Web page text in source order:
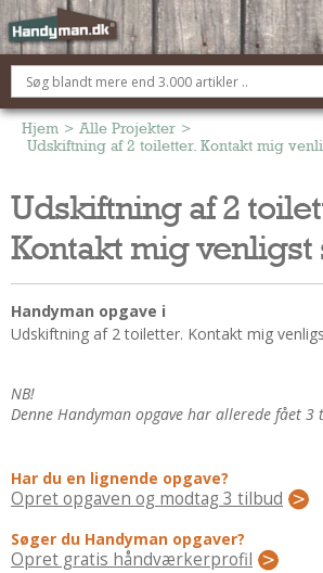
OM HANDYMAN.DK
FÅ 3 TILBUD
ANNONCERING
BOLIG KØBERÅDGIVNING
TØMRER/SNEDKER
Alt Om Køkkenet
Andet
Regler Og Love
Om Materialer
Hjem > Alle Projekter >
Udskiftning af 2 toiletter. Kontakt mig
Udskiftning af 2
Kontakt mig venligst
Handyman opgave i
Udskiftning af 2 toiletter. Kontakt mig
NB!
Denne Handyman opgave har allerede fået
Har du en lignende opgave?
Opret opgaven og modtag 3 tilbud
Søger du Handyman opgaver?
Opret gratis håndværkerprofil